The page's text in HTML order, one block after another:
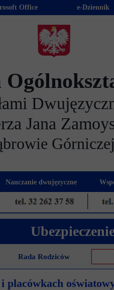
Rada Rodziców
i placówkach
rodzicami
Nauczanie dwujęzyczne
Kadra dwujęzyczna
Jana
Górniczej
e-Dziennik
Office